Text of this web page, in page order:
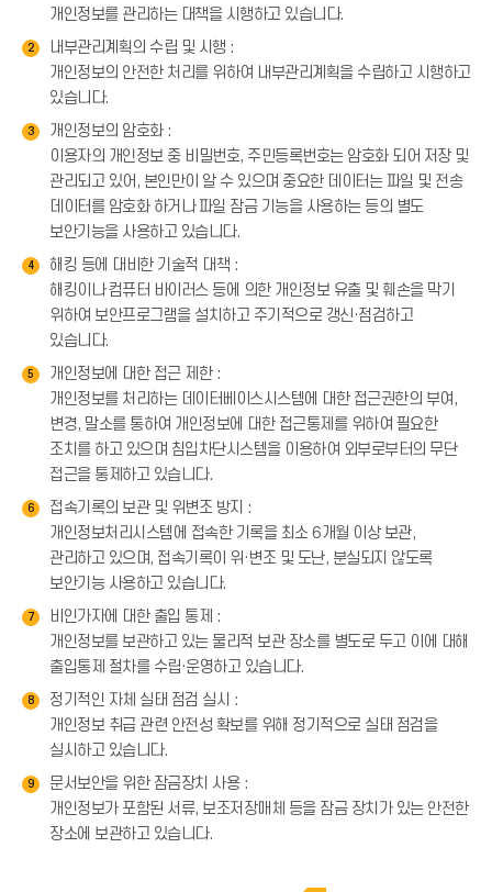
개인정보를 관리하는 대책을 시행하고 있습니다.
2
내부관리계획의 수립 및 시행 :
개인정보의 안전한 처리를 위하여 내부관리계획을 수립하고 시행하고
있습니다.
3
개인정보의 암호화 :
이용자의 개인정보 중 비밀번호, 주민등록번호는 암호화 되어 저장 및
관리되고 있어, 본인만이 알 수 있으며 중요한 데이터는 파일 및 전송
데이터를 암호화 하거나 파일 잠금 기능을 사용하는 등의 별도
보안기능을 사용하고 있습니다.
4
해킹 등에 대비한 기술적 대책 :
해킹이나 컴퓨터 바이러스 등에 의한 개인정보 유출 및 훼손을 막기
위하여 보안프로그램을 설치하고 주기적으로 갱신·점검하고
있습니다.
5
개인정보에 대한 접근 제한 :
개인정보를 처리하는 데이터베이스시스템에 대한 접근권한의 부여,
변경, 말소를 통하여 개인정보에 대한 접근통제를 위하여 필요한
조치를 하고 있으며 침입차단시스템을 이용하여 외부로부터의 무단
접근을 통제하고 있습니다.
6
접속기록의 보관 및 위변조 방지 :
개인정보처리시스템에 접속한 기록을 최소 6개월 이상 보관,
관리하고 있으며, 접속기록이 위·변조 및 도난, 분실되지 않도록
보안기능 사용하고 있습니다.
7
비인가자에 대한 출입 통제 :
개인정보를 보관하고 있는 물리적 보관 장소를 별도로 두고 이에 대해
출입통제 절차를 수립·운영하고 있습니다.
8
정기적인 자체 실태 점검 실시 :
개인정보 취급 관련 안전성 확보를 위해 정기적으로 실태 점검을
실시하고 있습니다.
9
문서보안을 위한 잠금장치 사용 :
개인정보가 포함된 서류, 보조저장매체 등을 잠금 장치가 있는 안전한
장소에 보관하고 있습니다.